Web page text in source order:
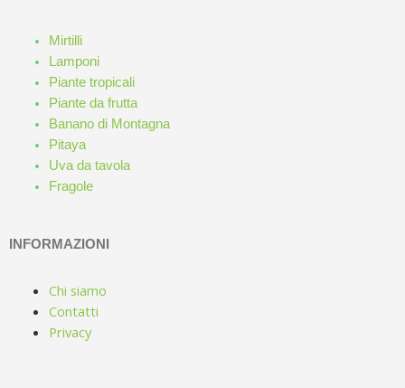
Mirtilli
Lamponi
Piante tropicali
Piante da frutta
Banano di Montagna
Pitaya
Uva da tavola
Fragole
INFORMAZIONI
Chi siamo
Contatti
Privacy